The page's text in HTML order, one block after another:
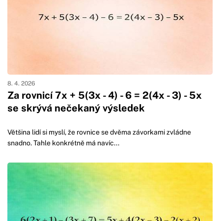
Za rovnicí 7x + 5(3x - 4) - 6 = 2(4x - 3) - 5x
se skrývá nečekaný výsledek
8. 4. 2026
Většina lidí si myslí, že rovnice se dvěma závorkami zvládne
snadno. Tahle konkrétně má navíc...